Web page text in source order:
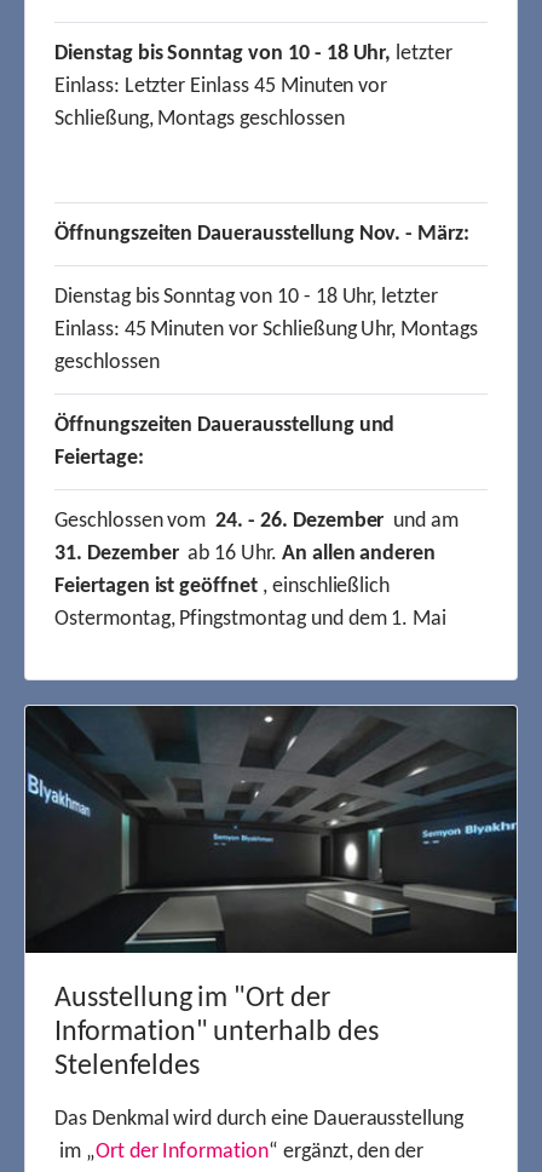
Ausstellung im "Ort der
Information" unterhalb des
Stelenfeldes
Das Denkmal wird durch eine Dauerausstellung
im „Ort der Information“ ergänzt, den der
Dienstag bis Sonntag von 10 - 18 Uhr, letzter
Einlass: Letzter Einlass 45 Minuten vor
Schließung, Montags geschlossen
Öffnungszeiten Dauerausstellung Nov. - März:
Dienstag bis Sonntag von 10 - 18 Uhr, letzter
Einlass: 45 Minuten vor Schließung Uhr, Montags
geschlossen
Öffnungszeiten Dauerausstellung und
Feiertage:
Geschlossen vom24. - 26. Dezember und am
31. Dezemberab 16 Uhr. An allen anderen
Feiertagen ist geöffnet, einschließlich
Ostermontag, Pfingstmontag und dem 1. Mai